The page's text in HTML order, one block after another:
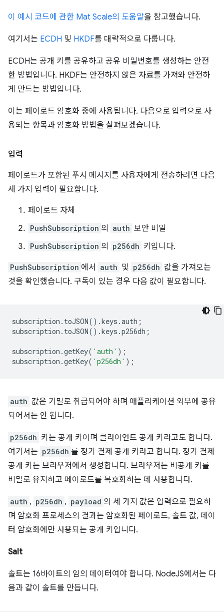
이 예시 코드에 관한 Mat Scale의 도움말을 참고했습니다.
여기서는 ECDH 및 HKDF를 대략적으로 다룹니다.
ECDH는 공개 키를 공유하고 공유 비밀번호를 생성하는 안전
한 방법입니다. HKDF는 안전하지 않은 자료를 가져와 안전하
게 만드는 방법입니다.
이는 페이로드 암호화 중에 사용됩니다. 다음으로 입력으로 사
용되는 항목과 암호화 방법을 살펴보겠습니다.
입력
페이로드가 포함된 푸시 메시지를 사용자에게 전송하려면 다음
세 가지 입력이 필요합니다.
페이로드 자체
PushSubscription 의 auth 보안 비밀
PushSubscription 의 p256dh 키입니다.
PushSubscription 에서 auth 및 p256dh 값을 가져오는
것을 확인했습니다. 구독이 있는 경우 다음 값이 필요합니다.
subscription . toJSON().keys .auth ;
subscription . toJSON().keys .p256dh ;
subscription .getKey( 'auth' );
subscription .getKey( 'p256dh' );
auth 값은 기밀로 취급되어야 하며 애플리케이션 외부에 공유
되어서는 안 됩니다.
p256dh 키는 공개 키이며 클라이언트 공개 키라고도 합니다.
여기서는 p256dh 를 정기 결제 공개 키라고 합니다. 정기 결제
공개 키는 브라우저에서 생성합니다. 브라우저는 비공개 키를
비밀로 유지하고 페이로드를 복호화하는 데 사용합니다.
auth , p256dh , payload 의 세 가지 값은 입력으로 필요하
며 암호화 프로세스의 결과는 암호화된 페이로드, 솔트 값, 데이
터 암호화에만 사용되는 공개 키입니다.
Salt
솔트는 16바이트의 임의 데이터여야 합니다. NodeJS에서는 다
음과 같이 솔트를 만듭니다.